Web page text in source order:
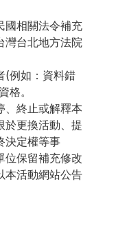
國相關法令補充
灣台北地方法院
(例如：資料錯
格。
、終止或解釋本
於更換活動、提
決定權等事
位保留補充修改
本活動網站公告